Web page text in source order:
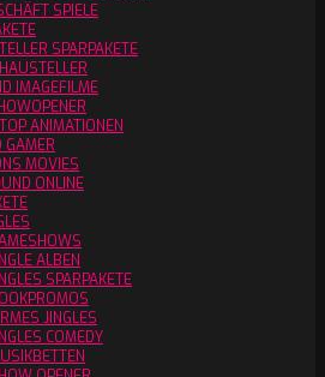
SPIELE
SPARPAKETE
IMAGEFILME
ANIMATIONEN
GAMER
MOVIES
ONLINE
ALBEN
SPARPAKETE
JINGLES
COMEDY